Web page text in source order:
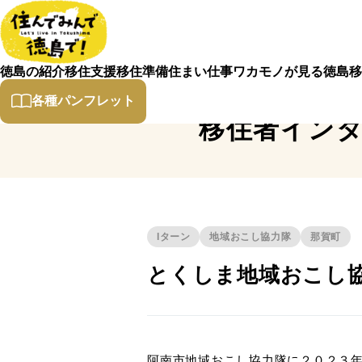
徳島の紹介移住支援移住準備住まい仕事ワカモノが見る徳島
各種パンフレット
移住者イン
Iターン 地域おこし協力隊 那賀町
とくしま地域おこし